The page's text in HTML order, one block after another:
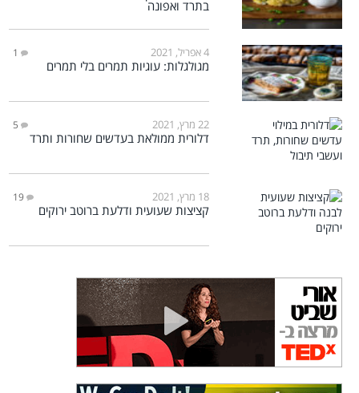
בתרד ואפונה
4 אפריל, 2021 1
מגולגלות: עוגיות תמרים בלי תמרים
22 מרץ, 2021 5
דלורית ממולאת בעדשים שחורות ותרד
18 מרץ, 2021 19
קציצות שעועית ודלעת ברוטב ירוקים